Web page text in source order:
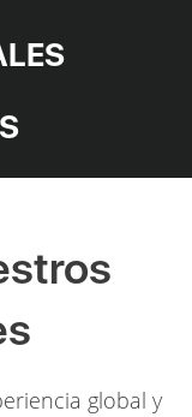
global y